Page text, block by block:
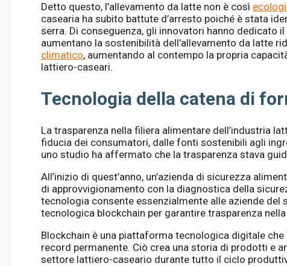
Detto questo, l’allevamento da latte non è così
casearia ha subito battute d’arresto poiché è stata
serra. Di conseguenza, gli innovatori hanno dedicato
aumentano la sostenibilità dell’allevamento da latte
climatico, aumentando al contempo la propria
lattiero-caseari.
Tecnologia della catena di
La trasparenza nella filiera alimentare dell’industria
fiducia dei consumatori, dalle fonti sostenibili agli
uno studio ha affermato che la trasparenza stava
All’inizio di quest’anno, un’azienda di sicurezza
di approvvigionamento con la diagnostica della
tecnologia consente essenzialmente alle aziende
tecnologica blockchain per garantire trasparenza
Blockchain è una piattaforma tecnologica digitale che
record permanente. Ciò crea una storia di prodotti e
settore lattiero-caseario durante tutto il ciclo